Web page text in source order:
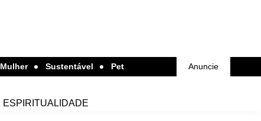
Mulher Sustentável Pet Anuncie
ESPIRITUALIDADE